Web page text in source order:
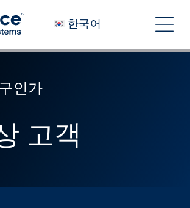
한국어
탐
일하기
인가
고객